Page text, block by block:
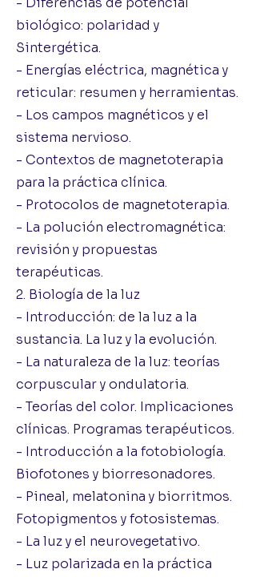
biológico: polaridad y
Sintergética.
- Energías eléctrica, magnética y
reticular: resumen y herramientas.
- Los campos magnéticos y el
sistema nervioso.
- Contextos de magnetoterapia
para la práctica clínica.
- Protocolos de magnetoterapia.
- La polución electromagnética:
revisión y propuestas
terapéuticas.
2. Biología de la luz
- Introducción: de la luz a la
sustancia. La luz y la evolución.
- La naturaleza de la luz: teorías
corpuscular y ondulatoria.
- Teorías del color. Implicaciones
clínicas. Programas terapéuticos.
- Introducción a la fotobiología.
Biofotones y biorresonadores.
- Pineal, melatonina y biorritmos.
Fotopigmentos y fotosistemas.
- La luz y el neurovegetativo.
- Luz polarizada en la práctica